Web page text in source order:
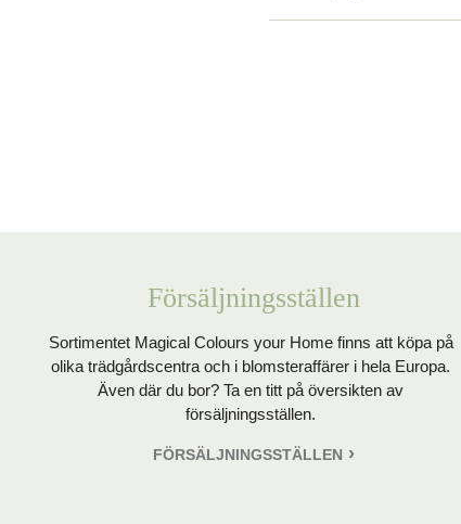
Försäljningsställen
Sortimentet Magical Colours your Home finns att köpa på
olika trädgårdscentra och i blomsteraffärer i hela Europa.
Även där du bor? Ta en titt på översikten av
försäljningsställen.
FÖRSÄLJNINGSSTÄLLEN